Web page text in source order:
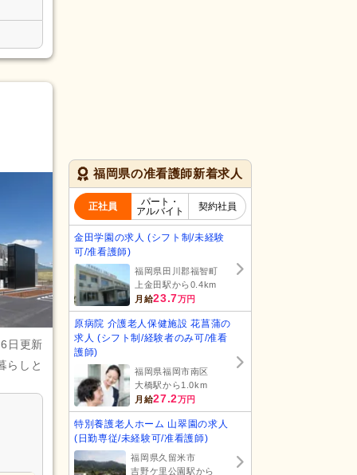
日更新
らしと
福岡県の准看護師新着求人
正社員
パート・
アルバイト
契約社員
金田学園の求人 (シフト制/未経験
可/准看護師)
福岡県田川郡福智町
上金田駅から0.4km
月給23.7万円
原病院 介護老人保健施設 花菖蒲の
求人 (シフト制/経験者のみ可/准看
護師)
福岡県福岡市南区
大橋駅から1.0km
月給27.2万円
特別養護老人ホーム 山翠園の求人
(日勤専従/未経験可/准看護師)
福岡県久留米市
吉野ケ里公園駅から